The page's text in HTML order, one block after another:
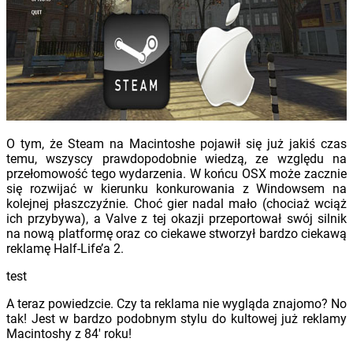
O tym, że Steam na Macintoshe pojawił się już jakiś czas
temu, wszyscy prawdopodobnie wiedzą, ze względu na
przełomowość tego wydarzenia. W końcu OSX może zacznie
się rozwijać w kierunku konkurowania z Windowsem na
kolejnej płaszczyźnie. Choć gier nadal mało (chociaż wciąż
ich przybywa), a Valve z tej okazji przeportował swój silnik
na nową platformę oraz co ciekawe stworzył bardzo ciekawą
reklamę Half-Life’a 2.
test
A teraz powiedzcie. Czy ta reklama nie wygląda znajomo? No
tak! Jest w bardzo podobnym stylu do kultowej już reklamy
Macintoshy z 84′ roku!